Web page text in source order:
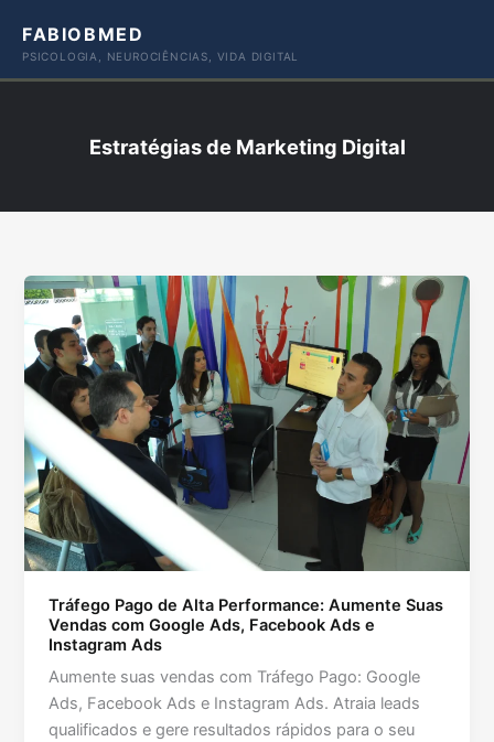
paraFABIOBMED
PSICOLOGIA, NEUROCIÊNCIAS, VIDA DIGITAL
Estratégias de Marketing Digital
Tráfego Pago de Alta Performance: Aumente Suas
Vendas com Google Ads, Facebook Ads e
Instagram Ads
Aumente suas vendas com Tráfego Pago: Google
Ads, Facebook Ads e Instagram Ads. Atraia leads
qualificados e gere resultados rápidos para o seu